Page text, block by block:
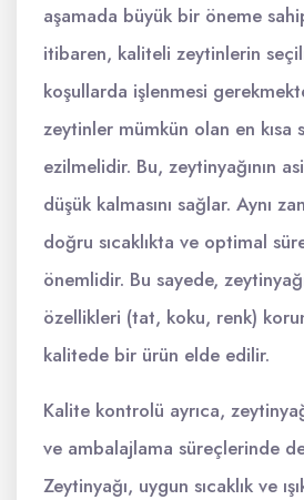
aşamada büyük bir öneme
itibaren, kaliteli zeytinlerin
koşullarda işlenmesi
zeytinler mümkün olan en kısa
ezilmelidir. Bu, zeytinyağının
düşük kalmasını sağlar. Aynı
doğru sıcaklıkta ve optimal
önemlidir. Bu sayede,
özellikleri (tat, koku, renk)
kalitede bir ürün elde edilir.
Kalite kontrolü ayrıca,
ve ambalajlama süreçlerinde
Zeytinyağı, uygun sıcaklık ve